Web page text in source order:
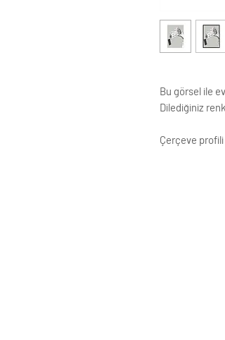
Bu görsel ile
Dilediğiniz
Çerçeve
testinden